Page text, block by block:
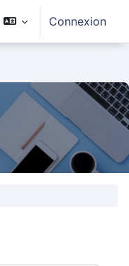
Connexion